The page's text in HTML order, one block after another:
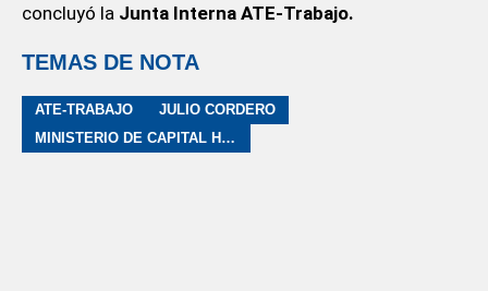
concluyó la Junta Interna ATE-Trabajo.
TEMAS DE NOTA
ATE-TRABAJO
JULIO CORDERO
MINISTERIO DE CAPITAL HUMANO